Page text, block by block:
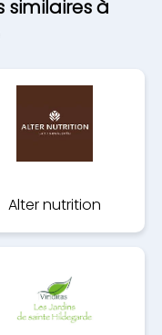
similaires à
Alter nutrition